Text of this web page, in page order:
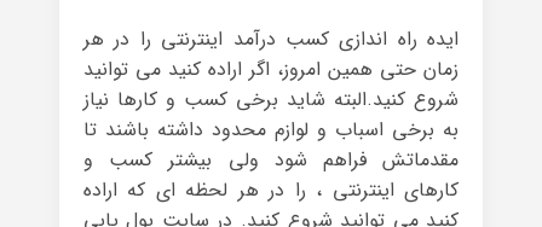
ایده راه اندازی کسب درآمد اینترنتی را در هر
زمان حتی همین امروز، اگر اراده کنید می توانید
شروع کنید.البته شاید برخی کسب و کارها نیاز
به برخی اسباب و لوازم محدود داشته باشند تا
مقدماتش فراهم شود ولی بیشتر کسب و
کارهای اینترنتی ، را در هر لحظه ای که اراده
کنید می توانید شروع کنید. در سایت پول یابی